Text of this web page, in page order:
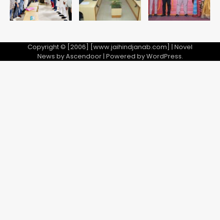
Copyright © [2006] [www.jaihindjanab.com] | Novel
News byAscendoor| Powered byWordPress.